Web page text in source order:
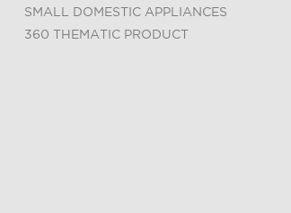
SMALL DOMESTIC APPLIANCES
360 THEMATIC PRODUCT